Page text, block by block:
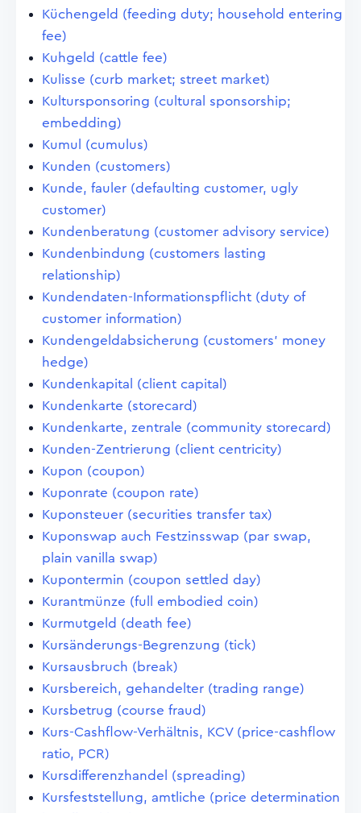
Küchengeld (feeding duty; household entering
fee)
Kuhgeld (cattle fee)
Kulisse (curb market; street market)
Kultursponsoring (cultural sponsorship;
embedding)
Kumul (cumulus)
Kunden (customers)
Kunde, fauler (defaulting customer, ugly
customer)
Kundenberatung (customer advisory service)
Kundenbindung (customers lasting
relationship)
Kundendaten-Informationspflicht (duty of
customer information)
Kundengeldabsicherung (customers' money
hedge)
Kundenkapital (client capital)
Kundenkarte (storecard)
Kundenkarte, zentrale (community storecard)
Kunden-Zentrierung (client centricity)
Kupon (coupon)
Kuponrate (coupon rate)
Kuponsteuer (securities transfer tax)
Kuponswap auch Festzinsswap (par swap,
plain vanilla swap)
Kupontermin (coupon settled day)
Kurantmünze (full embodied coin)
Kurmutgeld (death fee)
Kursänderungs-Begrenzung (tick)
Kursausbruch (break)
Kursbereich, gehandelter (trading range)
Kursbetrug (course fraud)
Kurs-Cashflow-Verhältnis, KCV (price-cashflow
ratio, PCR)
Kursdifferenzhandel (spreading)
Kursfeststellung, amtliche (price determination